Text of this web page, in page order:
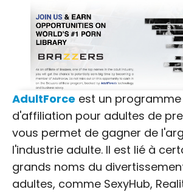
AdultForce est un
d'affiliation pour adultes de
vous permet de gagner de
l'industrie adulte. Il est lié à
grands noms du
adultes, comme SexyHub,